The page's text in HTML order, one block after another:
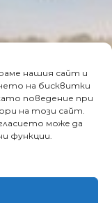
нашия сайт и
на бисквитки
поведение при
на този сайт.
може да
функции.